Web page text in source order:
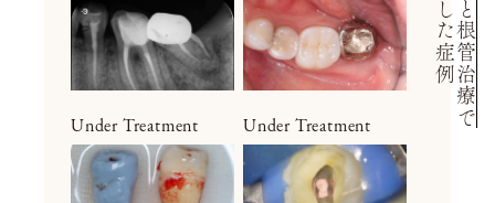
Under Treatment Under Treatment